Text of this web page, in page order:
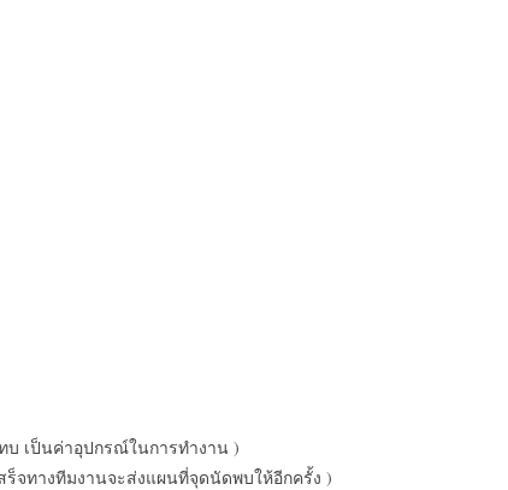
เป็นค่าอุปกรณ์ในการทำงาน )
ทางทีมงานจะส่งแผนที่จุดนัดพบให้อีกครั้ง )